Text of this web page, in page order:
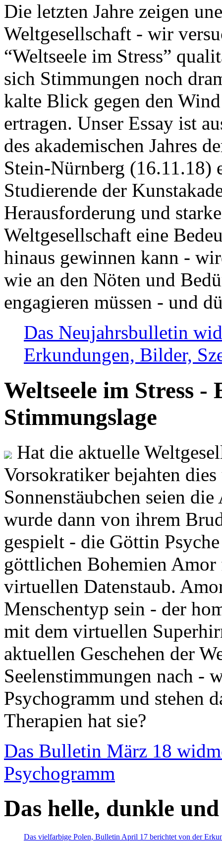
Die letzten Jahre zeigen
Weltgesellschaft - wir
“Weltseele im Stress”
sich Stimmungen noch
kalte Blick gegen den
ertragen. Unser Essay ist
des akademischen Jahres
Stein-Nürnberg (16.11.18)
Studierende der
Herausforderung und
Weltgesellschaft eine
hinaus gewinnen kann -
wie an den Nöten und
engagieren müssen - und
Das Neujahrsbulletin
Erkundungen, Bilder,
Weltseele im Stress -
Stimmungslage
Hat die aktuelle
Vorsokratiker bejahten
Sonnenstäubchen seien
wurde dann von ihrem
gespielt - die Göttin
göttlichen Bohemien
virtuellen Datenstaub.
Menschentyp sein - der
mit dem virtuellen
aktuellen Geschehen der
Seelenstimmungen nach -
Psychogramm und stehen
Therapien hat sie?
Das Bulletin März 18
Psychogramm
Das helle, dunkle
Das vielfarbige Polen, Bulletin April 17 berichtet von der